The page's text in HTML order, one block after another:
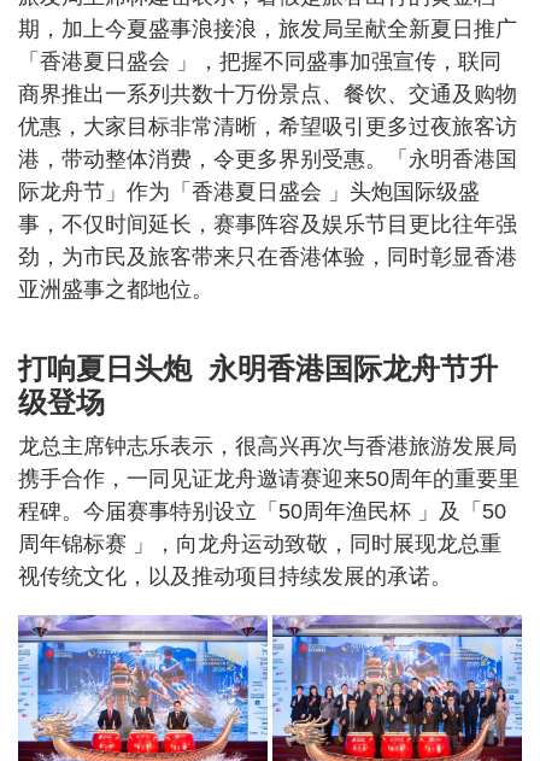
期，加上今夏盛事浪接浪，旅发局呈献全新夏日推广
「香港夏日盛会 」，把握不同盛事加强宣传，联同
商界推出一系列共数十万份景点、餐饮、交通及购物
优惠，大家目标非常清晰，希望吸引更多过夜旅客访
港，带动整体消费，令更多界别受惠。「永明香港国
际龙舟节」作为「香港夏日盛会 」头炮国际级盛
事，不仅时间延长，赛事阵容及娱乐节目更比往年强
劲，为市民及旅客带来只在香港体验，同时彰显香港
亚洲盛事之都地位。
打响夏日头炮 永明香港国际龙舟节升
级登场
龙总主席钟志乐表示，很高兴再次与香港旅游发展局
携手合作，一同见证龙舟邀请赛迎来50周年的重要里
程碑。今届赛事特别设立「50周年渔民杯 」及「50
周年锦标赛 」，向龙舟运动致敬，同时展现龙总重
视传统文化，以及推动项目持续发展的承诺。